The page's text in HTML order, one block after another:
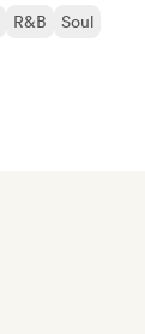
R&B
Soul